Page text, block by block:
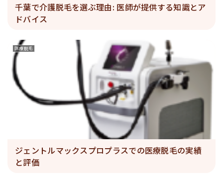
千葉で介護脱毛を選ぶ理由: 医師が提供する知識とア
ドバイス
医療脱毛
ジェントルマックスプロプラスでの医療脱毛の実績
と評価